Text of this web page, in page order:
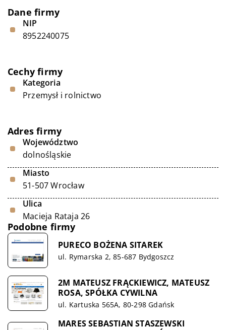
Dane firmy
NIP
8952240075
Cechy firmy
Kategoria
Przemysł i rolnictwo
Adres firmy
Województwo
dolnośląskie
Miasto
51-507 Wrocław
Ulica
Macieja Rataja 26
Podobne firmy
PURECO BOŻENA SITAREK
ul. Rymarska 2, 85-687 Bydgoszcz
2M MATEUSZ FRĄCKIEWICZ, MATEUSZ
ROSA, SPÓŁKA CYWILNA
ul. Kartuska 565A, 80-298 Gdańsk
MARES SEBASTIAN STASZEWSKI